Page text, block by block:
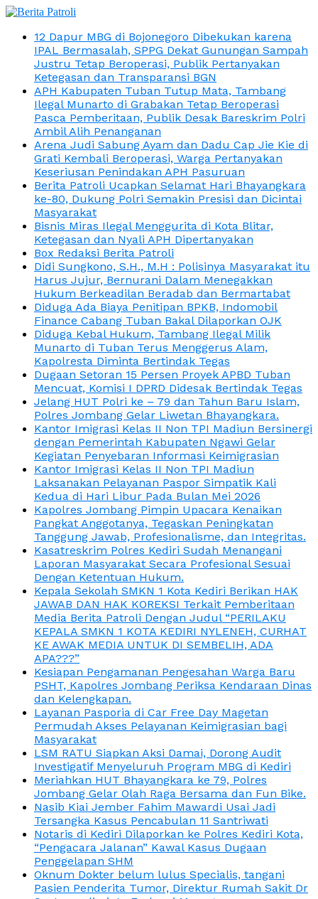
12 Dapur MBG di Bojonegoro Dibekukan karena
IPAL Bermasalah, SPPG Dekat Gunungan Sampah
Justru Tetap Beroperasi, Publik Pertanyakan
Ketegasan dan Transparansi BGN
APH Kabupaten Tuban Tutup Mata, Tambang
Ilegal Munarto di Grabakan Tetap Beroperasi
Pasca Pemberitaan, Publik Desak Bareskrim Polri
Ambil Alih Penanganan
Arena Judi Sabung Ayam dan Dadu Cap Jie Kie di
Grati Kembali Beroperasi, Warga Pertanyakan
Keseriusan Penindakan APH Pasuruan
Berita Patroli Ucapkan Selamat Hari Bhayangkara
ke-80, Dukung Polri Semakin Presisi dan Dicintai
Masyarakat
Bisnis Miras Ilegal Menggurita di Kota Blitar,
Ketegasan dan Nyali APH Dipertanyakan
Box Redaksi Berita Patroli
Didi Sungkono, S.H., M.H : Polisinya Masyarakat itu
Harus Jujur, Bernurani Dalam Menegakkan
Hukum Berkeadilan Beradab dan Bermartabat
Diduga Ada Biaya Penitipan BPKB, Indomobil
Finance Cabang Tuban Bakal Dilaporkan OJK
Diduga Kebal Hukum, Tambang Ilegal Milik
Munarto di Tuban Terus Menggerus Alam,
Kapolresta Diminta Bertindak Tegas
Dugaan Setoran 15 Persen Proyek APBD Tuban
Mencuat, Komisi I DPRD Didesak Bertindak Tegas
Jelang HUT Polri ke – 79 dan Tahun Baru Islam,
Polres Jombang Gelar Liwetan Bhayangkara.
Kantor Imigrasi Kelas II Non TPI Madiun Bersinergi
dengan Pemerintah Kabupaten Ngawi Gelar
Kegiatan Penyebaran Informasi Keimigrasian
Kantor Imigrasi Kelas II Non TPI Madiun
Laksanakan Pelayanan Paspor Simpatik Kali
Kedua di Hari Libur Pada Bulan Mei 2026
Kapolres Jombang Pimpin Upacara Kenaikan
Pangkat Anggotanya, Tegaskan Peningkatan
Tanggung Jawab, Profesionalisme, dan Integritas.
Kasatreskrim Polres Kediri Sudah Menangani
Laporan Masyarakat Secara Profesional Sesuai
Dengan Ketentuan Hukum.
Kepala Sekolah SMKN 1 Kota Kediri Berikan HAK
JAWAB DAN HAK KOREKSI Terkait Pemberitaan
Media Berita Patroli Dengan Judul “PERILAKU
KEPALA SMKN 1 KOTA KEDIRI NYLENEH, CURHAT
KE AWAK MEDIA UNTUK DI SEMBELIH, ADA
APA???”
Kesiapan Pengamanan Pengesahan Warga Baru
PSHT, Kapolres Jombang Periksa Kendaraan Dinas
dan Kelengkapan.
Layanan Pasporia di Car Free Day Magetan
Permudah Akses Pelayanan Keimigrasian bagi
Masyarakat
LSM RATU Siapkan Aksi Damai, Dorong Audit
Investigatif Menyeluruh Program MBG di Kediri
Meriahkan HUT Bhayangkara ke 79, Polres
Jombang Gelar Olah Raga Bersama dan Fun Bike.
Nasib Kiai Jember Fahim Mawardi Usai Jadi
Tersangka Kasus Pencabulan 11 Santriwati
Notaris di Kediri Dilaporkan ke Polres Kediri Kota,
“Pengacara Jalanan” Kawal Kasus Dugaan
Penggelapan SHM
Oknum Dokter belum lulus Specialis, tangani
Pasien Penderita Tumor, Direktur Rumah Sakit Dr